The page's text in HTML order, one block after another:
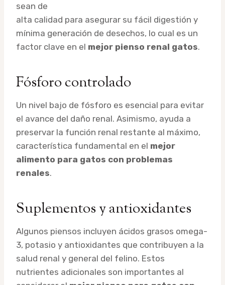
sean de
alta calidad para asegurar su fácil digestión y
mínima generación de desechos, lo cual es un
factor clave en el mejor pienso renal gatos.
Fósforo controlado
Un nivel bajo de fósforo es esencial para evitar
el avance del daño renal. Asimismo, ayuda a
preservar la función renal restante al máximo,
característica fundamental en el mejor
alimento para gatos con problemas
renales.
Suplementos y antioxidantes
Algunos piensos incluyen ácidos grasos omega-
3, potasio y antioxidantes que contribuyen a la
salud renal y general del felino. Estos
nutrientes adicionales son importantes al